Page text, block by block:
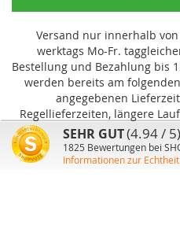
Versand nur innerhalb
werktags Mo-Fr.
Bestellung und Bezahlung bis
werden bereits am
angegebenen
Regellieferzeiten, längere
Einzelfall möglich und
SEHR GUT(4.94 / 5)
1825 Bewertungen bei
Informationen zur